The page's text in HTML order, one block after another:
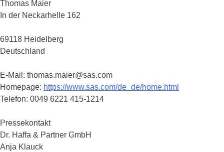
Thomas Maier
In der Neckarhelle 162
69118 Heidelberg
Deutschland
E-Mail: thomas.maier@sas.com
Homepage: https://www.sas.com/de_de/home.html
Telefon: 0049 6221 415-1214
Pressekontakt
Dr. Haffa & Partner GmbH
Anja Klauck